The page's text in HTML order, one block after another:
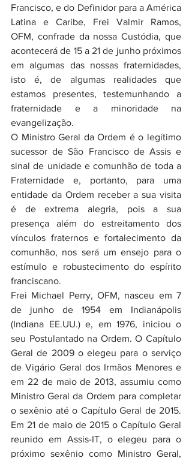
Francisco, e do Definidor para a América
Latina e Caribe, Frei Valmir Ramos,
OFM, confrade da nossa Custódia, que
acontecerá de 15 a 21 de junho próximos
em algumas das nossas fraternidades,
isto é, de algumas realidades que
estamos presentes, testemunhando a
fraternidade e a minoridade na
evangelização.
O Ministro Geral da Ordem é o legítimo
sucessor de São Francisco de Assis e
sinal de unidade e comunhão de toda a
Fraternidade e, portanto, para uma
entidade da Ordem receber a sua visita
é de extrema alegria, pois a sua
presença além do estreitamento dos
vínculos fraternos e fortalecimento da
comunhão, nos será um ensejo para o
estímulo e robustecimento do espírito
franciscano.
Frei Michael Perry, OFM, nasceu em 7
de junho de 1954 em Indianápolis
(Indiana EE.UU.) e, em 1976, iniciou o
seu Postulantado na Ordem. O Capítulo
Geral de 2009 o elegeu para o serviço
de Vigário Geral dos Irmãos Menores e
em 22 de maio de 2013, assumiu como
Ministro Geral da Ordem para completar
o sexênio até o Capítulo Geral de 2015.
Em 21 de maio de 2015 o Capítulo Geral
reunido em Assis-IT, o elegeu para o
próximo sexênio como Ministro Geral,